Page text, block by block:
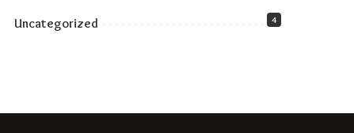
Uncategorized 4